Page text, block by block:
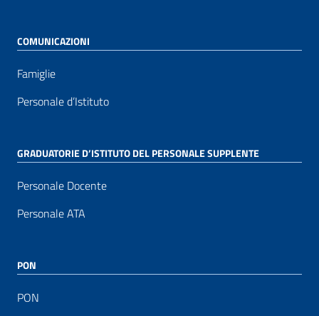
COMUNICAZIONI
Famiglie
Personale d’Istituto
GRADUATORIE D’ISTITUTO DEL PERSONALE SUPPLENTE
Personale Docente
Personale ATA
PON
PON